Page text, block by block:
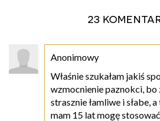
23
Anonimowy
Właśnie szukałam jakiś
wzmocnienie paznokci, bo
strasznie łamliwe i słabe,
mam 15 lat mogę